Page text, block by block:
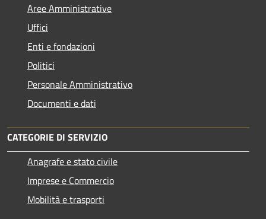
Aree Amministrative
Uffici
Enti e fondazioni
Politici
Personale Amministrativo
Documenti e dati
CATEGORIE DI SERVIZIO
Anagrafe e stato civile
Imprese e Commercio
Mobilità e trasporti